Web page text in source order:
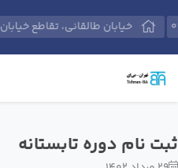
خیابان طالقانی، تقاطع خیابان وصال شیرازی، پلاک 574،
ثبت نام دوره تابستانه